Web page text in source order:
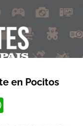
en Pocitos